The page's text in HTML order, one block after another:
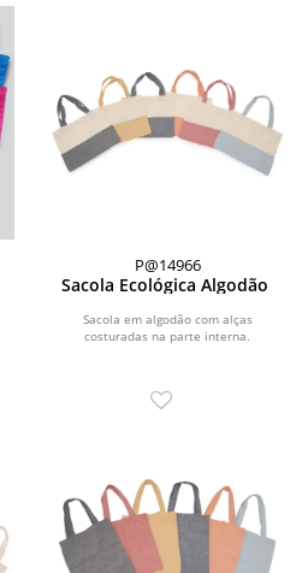
P@14966
Sacola Ecológica Algodão
Sacola em algodão com alças
costuradas na parte interna.